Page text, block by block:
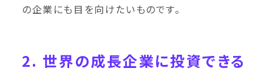
の企業にも目を向けたいものです。
2. 世界の成長企業に投資できる